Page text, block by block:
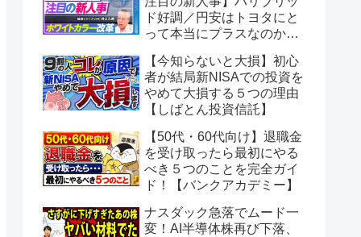
ド好調／円安はトヨタにと
って本当にプラスなのか？
ン／ホンダは中国で大苦戦
／ホンダ２輪が絶好調の理
由【PIVOT】
【今知らないと大損】初心
者が結局新NISAでの投資を
やめて大損する５つの理由
【しばとん投資信託】
【50代・60代向け】退職金
を受け取ったら最初にやる
べき５つのことを完全ガイ
ド！【バンクアカデミー】
ナスダック急落でムード一
変！AI半導体株再び下落、